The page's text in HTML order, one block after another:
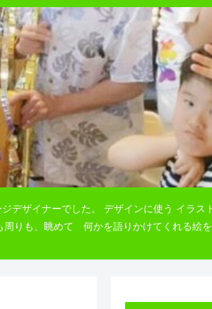
デザイナーでした。 デザインに使う イラス
りも、眺めて 何かを語りかけてくれる絵